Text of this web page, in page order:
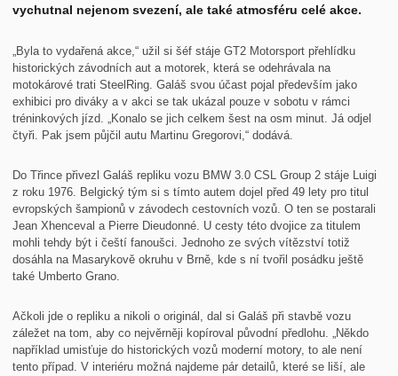
vychutnal nejenom svezení, ale také atmosféru celé akce.
„Byla to vydařená akce,“ užil si šéf stáje GT2 Motorsport přehlídku
historických závodních aut a motorek, která se odehrávala na
motokárové trati SteelRing. Galáš svou účast pojal především jako
exhibici pro diváky a v akci se tak ukázal pouze v sobotu v rámci
tréninkových jízd. „Konalo se jich celkem šest na osm minut. Já odjel
čtyři. Pak jsem půjčil autu Martinu Gregorovi,“ dodává.
Do Třince přivezl Galáš repliku vozu BMW 3.0 CSL Group 2 stáje Luigi
z roku 1976. Belgický tým si s tímto autem dojel před 49 lety pro titul
evropských šampionů v závodech cestovních vozů. O ten se postarali
Jean Xhenceval a Pierre Dieudonné. U cesty této dvojice za titulem
mohli tehdy být i čeští fanoušci. Jednoho ze svých vítězství totiž
dosáhla na Masarykově okruhu v Brně, kde s ní tvořil posádku ještě
také Umberto Grano.
Ačkoli jde o repliku a nikoli o originál, dal si Galáš při stavbě vozu
záležet na tom, aby co nejvěrněji kopíroval původní předlohu. „Někdo
například umisťuje do historických vozů moderní motory, to ale není
tento případ. V interiéru možná najdeme pár detailů, které se liší, ale